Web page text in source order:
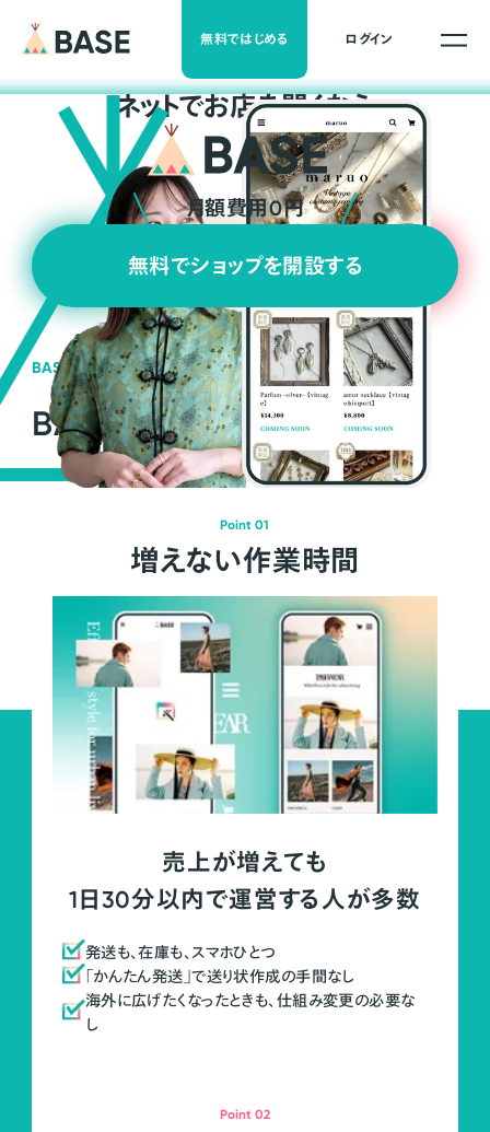
無料ではじめる ログイン
ネットでお店を開くなら
月額費用0円
無料でショップを開設する
BASEの強み
BASEが強い3つの理由
Point 01
増えない作業時間
売上が増えても
1日30分以内で運営する人が多数
発送も、在庫も、スマホひとつ
「かんたん発送」で送り状作成の手間なし
海外に広げたくなったときも、仕組み変更の必要な
し
Point 02